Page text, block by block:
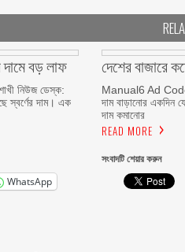
দামে বড় লাফ
নিউজ ডেস্ক:
স্বর্ণের দাম। এক
WhatsApp
দেশের বাজারে
Manual6 Ad Code
দাম বাড়ানোর একদিন
দাম কমানোর
READ MORE
সংবাদটি শেয়ার করুন